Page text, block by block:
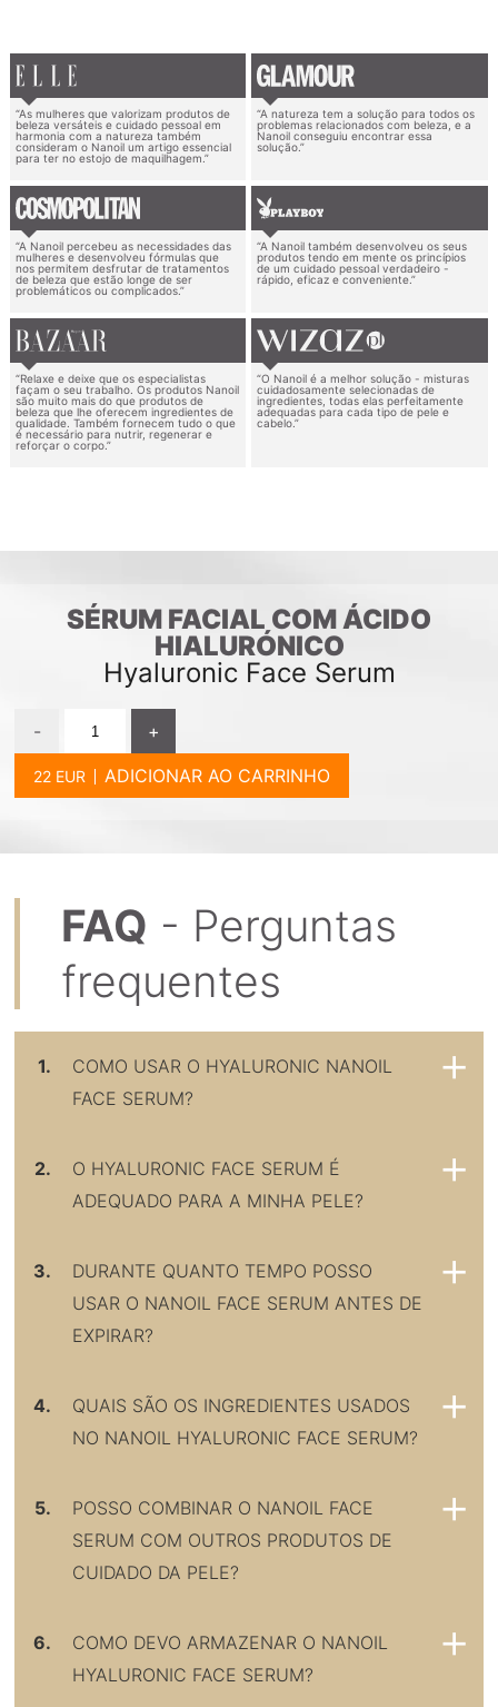
“As mulheres que valorizam produtos de
beleza versáteis e cuidado pessoal em
harmonia com a natureza também
consideram o Nanoil um artigo essencial
para ter no estojo de maquilhagem.”
“A natureza tem a solução para todos os
problemas relacionados com beleza, e a
Nanoil conseguiu encontrar essa
solução.”
“A Nanoil percebeu as necessidades das
mulheres e desenvolveu fórmulas que
nos permitem desfrutar de tratamentos
de beleza que estão longe de ser
problemáticos ou complicados.”
“A Nanoil também desenvolveu os seus
produtos tendo em mente os princípios
de um cuidado pessoal verdadeiro -
rápido, eficaz e conveniente.”
“Relaxe e deixe que os especialistas
façam o seu trabalho. Os produtos Nanoil
são muito mais do que produtos de
beleza que lhe oferecem ingredientes de
qualidade. Também fornecem tudo o que
é necessário para nutrir, regenerar e
reforçar o corpo.”
“O Nanoil é a melhor solução - misturas
cuidadosamente selecionadas de
ingredientes, todas elas perfeitamente
adequadas para cada tipo de pele e
cabelo.”
SÉRUM FACIAL COM ÁCIDO
HIALURÓNICO
Hyaluronic Face Serum
-
+
ADICIONAR AO CARRINHO
FAQ - Perguntas
frequentes
1.
COMO USAR O HYALURONIC NANOIL
FACE SERUM?
2.
O HYALURONIC FACE SERUM É
ADEQUADO PARA A MINHA PELE?
3.
DURANTE QUANTO TEMPO POSSO
USAR O NANOIL FACE SERUM ANTES DE
EXPIRAR?
4.
QUAIS SÃO OS INGREDIENTES USADOS
NO NANOIL HYALURONIC FACE SERUM?
5.
POSSO COMBINAR O NANOIL FACE
SERUM COM OUTROS PRODUTOS DE
CUIDADO DA PELE?
6.
COMO DEVO ARMAZENAR O NANOIL
HYALURONIC FACE SERUM?